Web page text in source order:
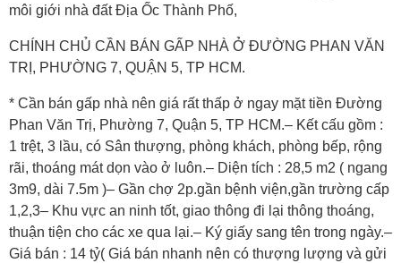
môi giới nhà đất Địa Ốc Thành Phố,
CHÍNH CHỦ CẦN BÁN GẤP NHÀ Ở ĐƯỜNG PHAN VĂN
TRỊ, PHƯỜNG 7, QUẬN 5, TP HCM.
* Cần bán gấp nhà nên giá rất thấp ở ngay mặt tiền Đường
Phan Văn Trị, Phường 7, Quận 5, TP HCM.– Kết cấu gồm :
1 trệt, 3 lầu, có Sân thượng, phòng khách, phòng bếp, rộng
rãi, thoáng mát dọn vào ở luôn.– Diện tích : 28,5 m2 ( ngang
3m9, dài 7.5m )– Gần chợ 2p.gần bệnh viện,gần trường cấp
1,2,3– Khu vực an ninh tốt, giao thông đi lại thông thoáng,
thuận tiện cho các xe qua lại.– Ký giấy sang tên trong ngày.–
Giá bán : 14 tỷ( Giá bán nhanh nên có thượng lượng và gửi